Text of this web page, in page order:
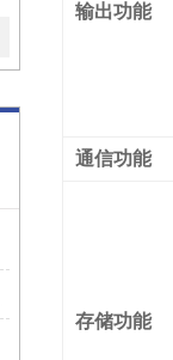
输出功能
通信功能
存储功能